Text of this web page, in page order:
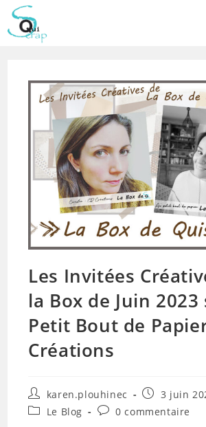
Skip
content
Les Invitées
la Box de Juin
Petit Bout de
Créations
Auteur/autrice
de
la
karen.plouhinec
Publication
publiée :
3 juin
PostLe Blog
Commentaires
0 commentaire